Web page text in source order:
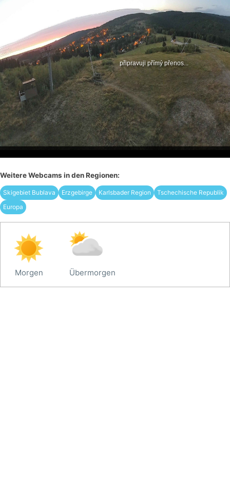
Weitere Webcams in den Regionen:
Skigebiet Bublava Erzgebirge Karlsbader Region
Tschechische Republik
Europa
Morgen Übermorgen